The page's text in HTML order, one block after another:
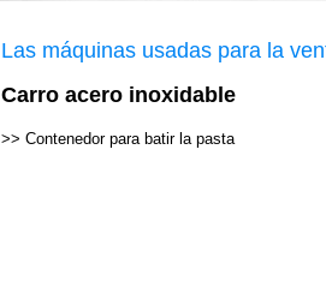
Las máquinas usadas para la
Carro acero inoxidable
>> Contenedor para batir la pasta